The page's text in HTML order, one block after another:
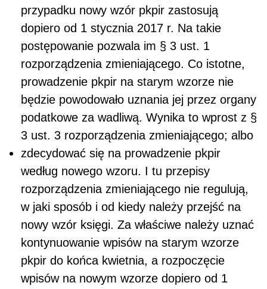
przypadku nowy wzór pkpir zastosują
dopiero od 1 stycznia 2017 r. Na takie
postępowanie pozwala im § 3 ust. 1
rozporządzenia zmieniającego. Co istotne,
prowadzenie pkpir na starym wzorze nie
będzie powodowało uznania jej przez organy
podatkowe za wadliwą. Wynika to wprost z §
3 ust. 3 rozporządzenia zmieniającego; albo
zdecydować się na prowadzenie pkpir
według nowego wzoru. I tu przepisy
rozporządzenia zmieniającego nie regulują,
w jaki sposób i od kiedy należy przejść na
nowy wzór księgi. Za właściwe należy uznać
kontynuowanie wpisów na starym wzorze
pkpir do końca kwietnia, a rozpoczęcie
wpisów na nowym wzorze dopiero od 1